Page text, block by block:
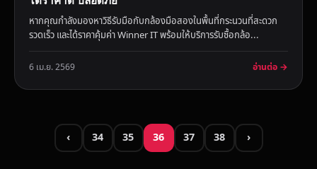
หากคุณกำลังมองหาวิธีรับมือกับกล้องมือสองในพื้นที่กระนวนที่สะดวก
รวดเร็ว และได้ราคาคุ้มค่า Winner IT พร้อมให้บริการรับซื้อกล้อ...
6 เม.ย. 2569 อ่านต่อ →
‹ 34 35 36 37 38 ›